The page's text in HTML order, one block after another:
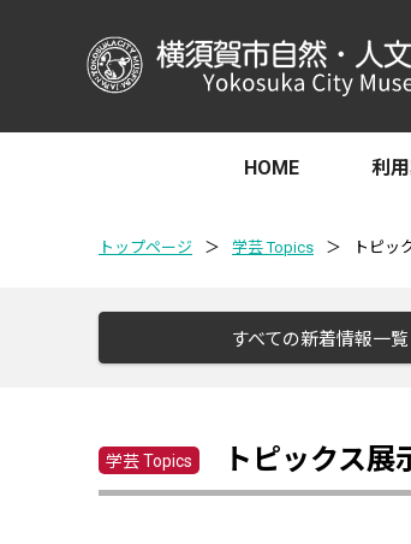
HOME 利
トップページ ＞ 学芸 Topics ＞ トピッ
すべての新着情報一覧
学芸 Topics トピックス展